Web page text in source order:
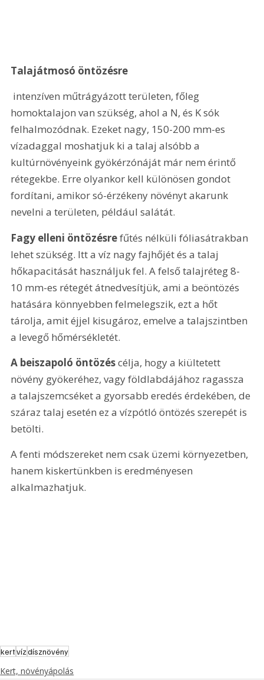
Talajátmosó öntözésre
homoktalajon van szükség, ahol a N, és K sók
felhalmozódnak. Ezeket nagy, 150-200 mm-es
vízadaggal moshatjuk ki a talaj alsóbb a
kultúrnövényeink gyökérzónáját már nem érintő
rétegekbe. Erre olyankor kell különösen gondot
fordítani, amikor só-érzékeny növényt akarunk
nevelni a területen, például salátát.
Fagy elleni öntözésre fűtés nélküli fóliasátrakban
lehet szükség. Itt a víz nagy fajhőjét és a talaj
hőkapacitását használjuk fel. A felső talajréteg 8-
10 mm-es rétegét átnedvesítjük, ami a beöntözés
hatására könnyebben felmelegszik, ezt a hőt
tárolja, amit éjjel kisugároz, emelve a talajszintben
a levegő hőmérsékletét.
A beiszapoló öntözés célja, hogy a kiültetett
növény gyökeréhez, vagy földlabdájához ragassza
a talajszemcséket a gyorsabb eredés érdekében, de
száraz talaj esetén ez a vízpótló öntözés szerepét is
betölti.
A fenti módszereket nem csak üzemi környezetben,
hanem kiskertünkben is eredményesen
alkalmazhatjuk.
kertvízdísznövény
Kert, növényápolás